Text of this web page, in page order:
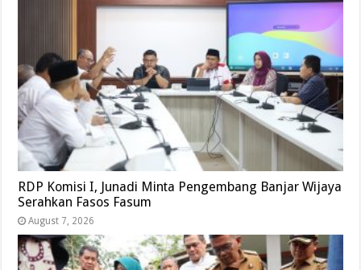
RDP Komisi I, Junadi Minta Pengembang Banjar Wijaya
Serahkan Fasos Fasum
August 7, 2026